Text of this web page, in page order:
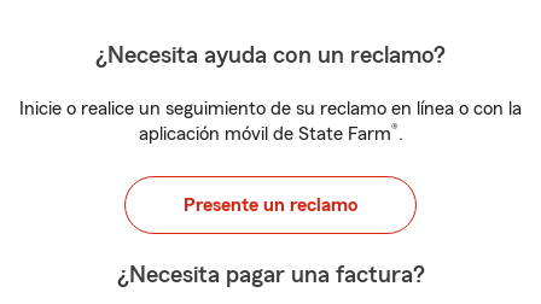
¿Necesita ayuda con un reclamo?
Inicie o realice un seguimiento de su reclamo en línea o con la
aplicación móvil de State Farm®.
Presente un reclamo
¿Necesita pagar una factura?